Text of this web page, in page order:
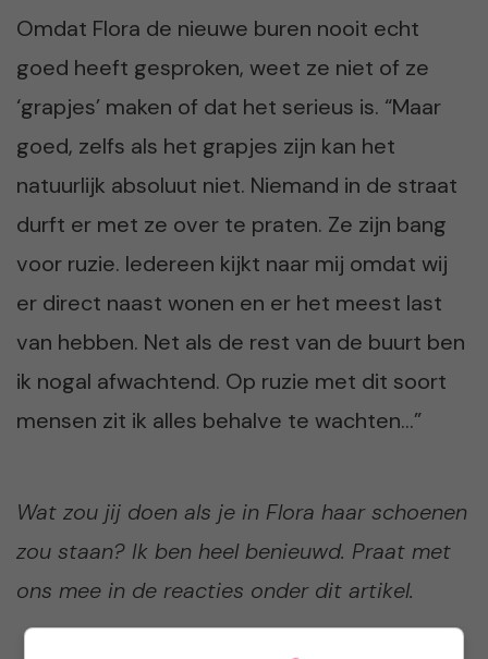
Omdat Flora de nieuwe buren nooit echt
goed heeft gesproken, weet ze niet of ze
‘grapjes’ maken of dat het serieus is. “Maar
goed, zelfs als het grapjes zijn kan het
natuurlijk absoluut niet. Niemand in de straat
durft er met ze over te praten. Ze zijn bang
voor ruzie. Iedereen kijkt naar mij omdat wij
er direct naast wonen en er het meest last
van hebben. Net als de rest van de buurt ben
ik nogal afwachtend. Op ruzie met dit soort
mensen zit ik alles behalve te wachten…”
Wat zou jij doen als je in Flora haar schoenen
zou staan? Ik ben heel benieuwd. Praat met
ons mee in de reacties onder dit artikel.